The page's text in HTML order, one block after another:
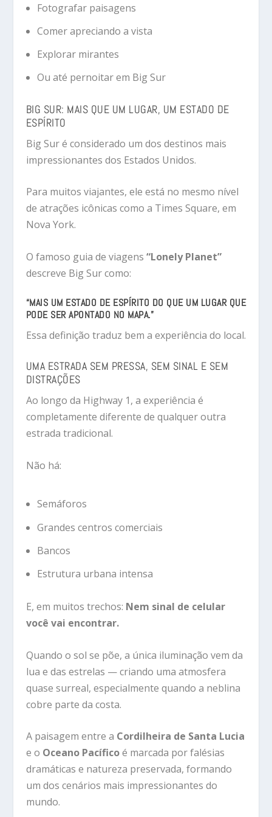
Fotografar paisagens
Comer apreciando a vista
Explorar mirantes
Ou até pernoitar em Big Sur
BIG SUR: MAIS QUE UM LUGAR, UM ESTADO DE
ESPÍRITO
Big Sur é considerado um dos destinos mais
impressionantes dos Estados Unidos.
Para muitos viajantes, ele está no mesmo nível
de atrações icônicas como a Times Square, em
Nova York.
O famoso guia de viagens “Lonely Planet”
descreve Big Sur como:
“MAIS UM ESTADO DE ESPÍRITO DO QUE UM LUGAR QUE
PODE SER APONTADO NO MAPA.”
Essa definição traduz bem a experiência do local.
UMA ESTRADA SEM PRESSA, SEM SINAL E SEM
DISTRAÇÕES
Ao longo da Highway 1, a experiência é
completamente diferente de qualquer outra
estrada tradicional.
Não há:
Semáforos
Grandes centros comerciais
Bancos
Estrutura urbana intensa
E, em muitos trechos: Nem sinal de celular
você vai encontrar.
Quando o sol se põe, a única iluminação vem da
lua e das estrelas — criando uma atmosfera
quase surreal, especialmente quando a neblina
cobre parte da costa.
A paisagem entre a Cordilheira de Santa Lucia
e o Oceano Pacíficoé marcada por falésias
dramáticas e natureza preservada, formando
um dos cenários mais impressionantes do
mundo.